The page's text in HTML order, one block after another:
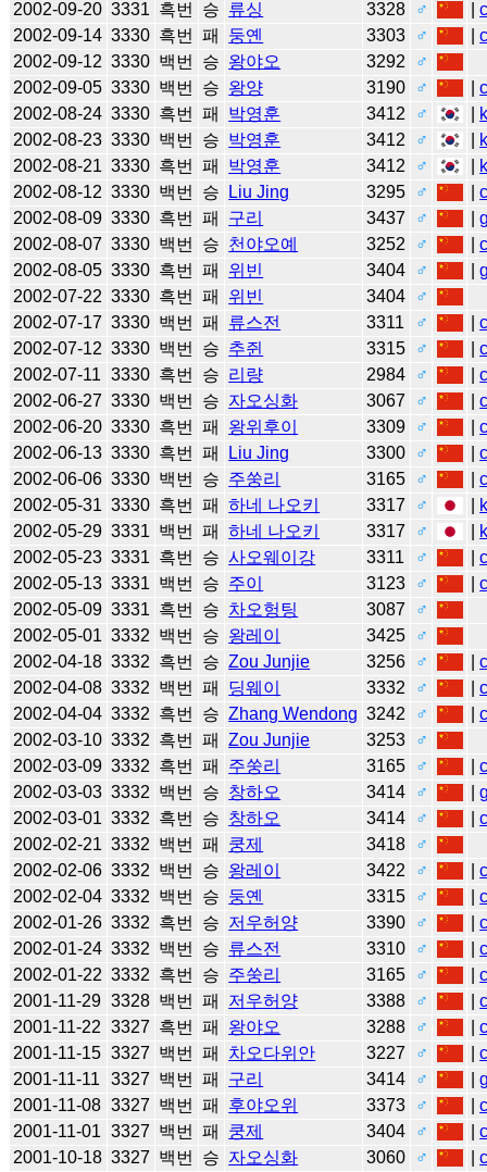
2002-09-20 3331 흑번 승 류싱 3328 ♂ |
2002-09-14 3330 흑번 패 둥옌 3303 ♂ |
2002-09-12 3330 백번 승 왕야오 3292
♂
2002-09-05 3330 백번 승 왕양 3190 ♂ |
2002-08-24 3330 흑번 패 박영훈 3412 ♂
2002-08-23 3330 백번 승 박영훈 3412 ♂
2002-08-21 3330 흑번 패 박영훈 3412 ♂
2002-08-12 3330 백번 승 Liu Jing 3295 ♂ |
2002-08-09 3330 흑번 패 구리 3437 ♂ |
2002-08-07 3330 백번 승 천야오예 3252 ♂ |
2002-08-05 3330 흑번 패 위빈 3404 ♂ |
2002-07-22 3330 흑번 패 위빈 3404
♂
2002-07-17 3330 백번 패 류스전 3311 ♂ |
2002-07-12 3330 백번 승 추쥔 3315 ♂ |
2002-07-11 3330 흑번 승 리량 2984 ♂ |
2002-06-27 3330 백번 승 자오싱화 3067 ♂ |
2002-06-20 3330 흑번 패 왕위후이 3309 ♂ |
2002-06-13 3330 흑번 패 Liu Jing 3300 ♂ |
2002-06-06 3330 백번 승 주쑹리 3165 ♂ |
2002-05-31 3330 흑번 패 하네 나오키 3317 ♂
2002-05-29 3331 백번 패 하네 나오키 3317 ♂
2002-05-23 3331 흑번 승 사오웨이강 3311 ♂ |
2002-05-13 3331 백번 승 주이 3123 ♂ |
2002-05-09 3331 흑번 승 차오헝팅 3087
♂
2002-05-01 3332 백번 승 왕레이 3425
♂
2002-04-18 3332 흑번 승 Zou Junjie 3256 ♂ |
2002-04-08 3332 백번 패 딩웨이 3332 ♂ |
2002-04-04 3332 흑번 승 Zhang Wendong 3242 ♂ |
2002-03-10 3332 흑번 패 Zou Junjie 3253
♂
2002-03-09 3332 흑번 패 주쑹리 3165 ♂ |
2002-03-03 3332 백번 승 창하오 3414 ♂ |
2002-03-01 3332 흑번 승 창하오 3414 ♂ |
2002-02-21 3332 백번 패 쿵제 3418
♂
2002-02-06 3332 백번 승 왕레이 3422 ♂ |
2002-02-04 3332 백번 승 둥옌 3315 ♂ |
2002-01-26 3332 흑번 승 저우허양 3390 ♂ |
2002-01-24 3332 백번 승 류스전 3310 ♂ |
2002-01-22 3332 흑번 승 주쑹리 3165 ♂ |
2001-11-29 3328 백번 패 저우허양 3388 ♂ |
2001-11-22 3327 흑번 패 왕야오 3288 ♂ |
2001-11-15 3327 백번 패 차오다위안 3227 ♂ |
2001-11-11
3327 백번 패 구리 3414 ♂ |
2001-11-08 3327 백번 패 후야오위 3373 ♂ |
2001-11-01 3327 백번 패 쿵제 3404 ♂ |
2001-10-18 3327 백번 승 자오싱화 3060 ♂ |